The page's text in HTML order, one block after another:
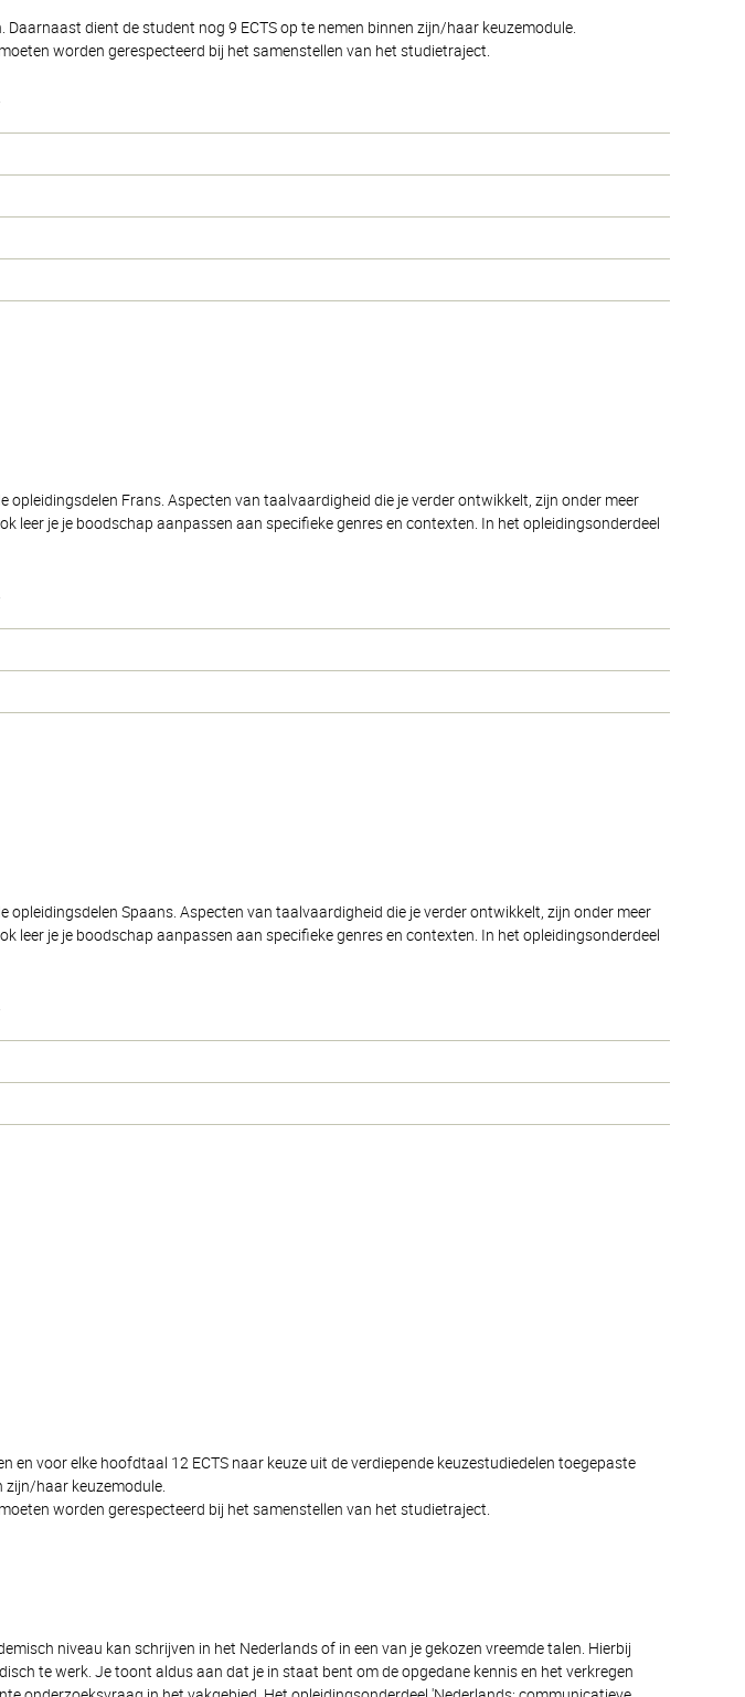
dient de student nog 9 ECTS op te nemen binnen zijn/haar keuzemodule.
worden gerespecteerd bij het samenstellen van het studietraject.
Frans. Aspecten van taalvaardigheid die je verder ontwikkelt, zijn onder meer
je je boodschap aanpassen aan specifieke genres en contexten. In het opleidingsonderdeel
Spaans. Aspecten van taalvaardigheid die je verder ontwikkelt, zijn onder meer
je je boodschap aanpassen aan specifieke genres en contexten. In het opleidingsonderdeel
voor elke hoofdtaal 12 ECTS naar keuze uit de verdiepende keuzestudiedelen toegepaste
zijn/haar keuzemodule.
worden gerespecteerd bij het samenstellen van het studietraject.
niveau kan schrijven in het Nederlands of in een van je gekozen vreemde talen. Hierbij
te werk. Je toont aldus aan dat je in staat bent om de opgedane kennis en het verkregen